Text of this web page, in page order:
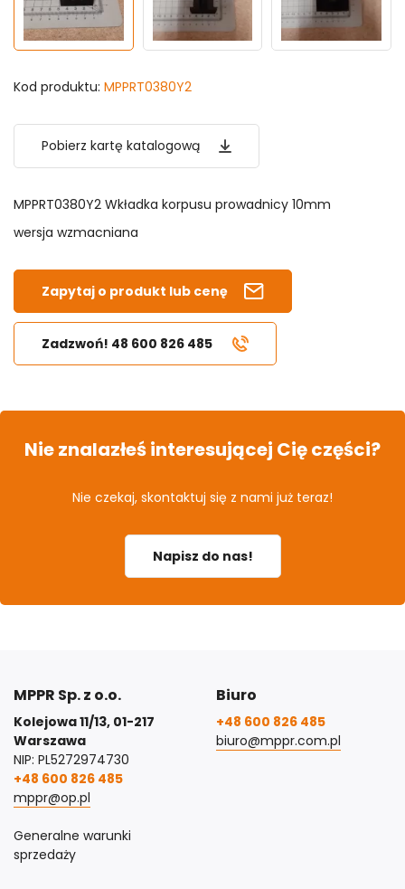
Kod produktu: MPPRT0380Y2
Pobierz kartę katalogową
MPPRT0380Y2 Wkładka korpusu prowadnicy 10mm
wersja wzmacniana
Zapytaj o produkt lub cenę
Zadzwoń! 48 600 826 485
Nie znalazłeś interesującej Cię części?
Nie czekaj, skontaktuj się z nami już teraz!
Napisz do nas!
MPPR Sp. z o.o.
Kolejowa 11/13, 01-217
Warszawa
NIP: PL5272974730
+48 600 826 485
mppr@op.pl
Generalne warunki
sprzedaży
Biuro
+48 600 826 485
biuro@mppr.com.pl